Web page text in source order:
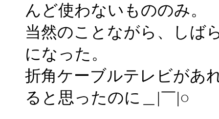
んど使わないもののみ。
当然のことながら、しば
になった。
折角ケーブルテレビがあ
ると思ったのに＿|￣|○